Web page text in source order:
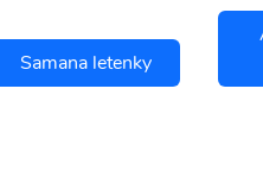
Samana letenky